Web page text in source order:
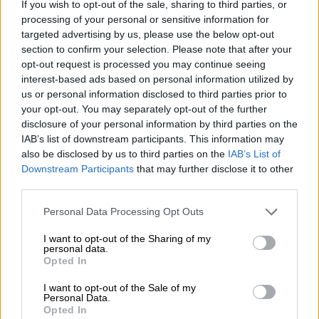
If you wish to opt-out of the sale, sharing to third parties, or
processing of your personal or sensitive information for
targeted advertising by us, please use the below opt-out
section to confirm your selection. Please note that after your
opt-out request is processed you may continue seeing
interest-based ads based on personal information utilized by
us or personal information disclosed to third parties prior to
your opt-out. You may separately opt-out of the further
disclosure of your personal information by third parties on the
IAB’s list of downstream participants. This information may
also be disclosed by us to third parties on the IAB’s List of
Downstream Participants that may further disclose it to other
Personal Data Processing Opt Outs
I want to opt-out of the Sharing of my
personal data.
Opted In
I want to opt-out of the Sale of my
Personal Data.
Opted In
mauritano de Tarfaya.
A partir del éxito de la operación Ecouvillon,
España inicia un proceso de creación de una
opinión pública sahariana de confrontación con
Marruecos, fomentando la idea de un territorio
aparte de su entorno magrebí.
La idea de “pueblo saharaui” es creada desde
la presidencia del gobierno de España y
B.- Tribunal internacional de la Haya.
La ambigüedad (¿calculada?) del dictamen de
la Haya, en el concepto de soberanía, y su
contundente conclusión, sin embargo, con una
débil argumentación, trajo como consecuencia